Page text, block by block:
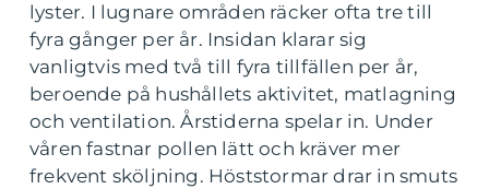
lyster. I lugnare områden räcker ofta tre till
fyra gånger per år. Insidan klarar sig
vanligtvis med två till fyra tillfällen per år,
beroende på hushållets aktivitet, matlagning
och ventilation. Årstiderna spelar in. Under
våren fastnar pollen lätt och kräver mer
frekvent sköljning. Höststormar drar in smuts